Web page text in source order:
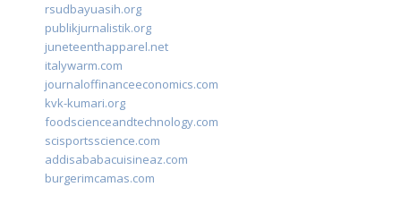
rsudbayuasih.org
publikjurnalistik.org
juneteenthapparel.net
italywarm.com
journaloffinanceeconomics.com
kvk-kumari.org
foodscienceandtechnology.com
scisportsscience.com
addisababacuisineaz.com
burgerimcamas.com